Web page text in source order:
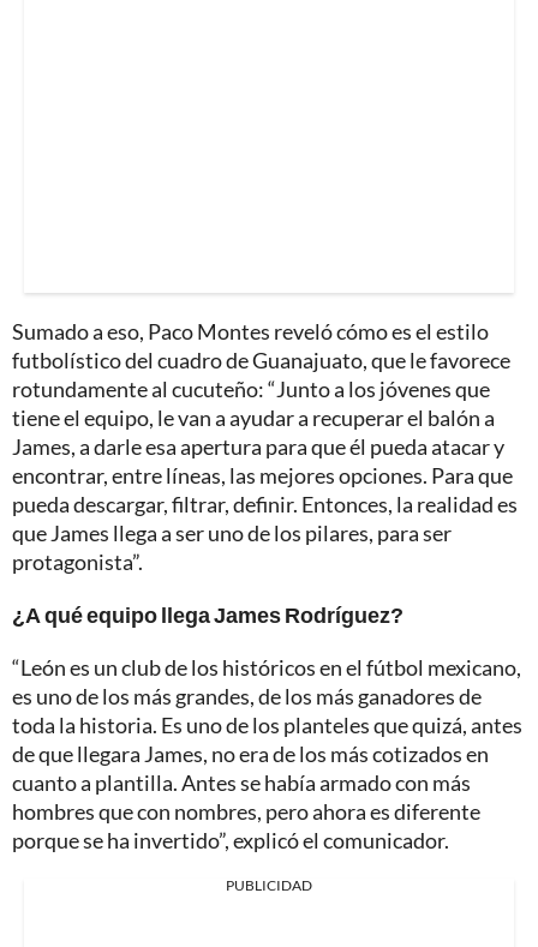
Sumado a eso, Paco Montes reveló cómo es el estilo
futbolístico del cuadro de Guanajuato, que le favorece
rotundamente al cucuteño: “Junto a los jóvenes que
tiene el equipo, le van a ayudar a recuperar el balón a
James, a darle esa apertura para que él pueda atacar y
encontrar, entre líneas, las mejores opciones. Para que
pueda descargar, filtrar, definir. Entonces, la realidad es
que James llega a ser uno de los pilares, para ser
protagonista”.
¿A qué equipo llega James Rodríguez?
“León es un club de los históricos en el fútbol mexicano,
es uno de los más grandes, de los más ganadores de
toda la historia. Es uno de los planteles que quizá, antes
de que llegara James, no era de los más cotizados en
cuanto a plantilla. Antes se había armado con más
hombres que con nombres, pero ahora es diferente
porque se ha invertido”, explicó el comunicador.
PUBLICIDAD